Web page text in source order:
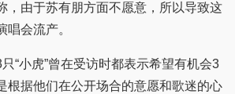
，由于苏有朋方面不愿意，所以导致这
唱会流产。
“小虎”曾在受访时都表示希望有机会3
根据他们在公开场合的意愿和歌迷的心